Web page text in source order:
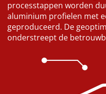
processtappen worden
aluminium profielen met
geproduceerd. De
onderstreept de